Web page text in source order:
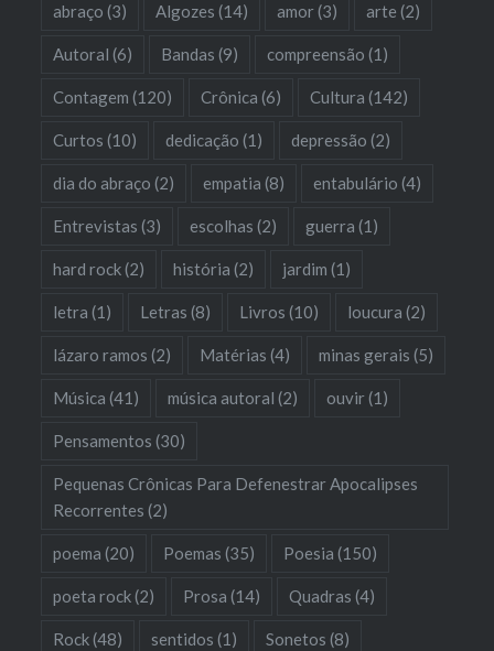
abraço (3) Algozes (14) amor(3) arte (2)
Autoral (6) Bandas (9) compreensão (1)
Contagem (120) Crônica (6) Cultura (142)
Curtos (10) dedicação (1) depressão (2)
dia do abraço (2) empatia (8) entabulário (4)
Entrevistas (3) escolhas (2) guerra (1)
hard rock(2) história (2) jardim (1)
letra (1) Letras (8) Livros (10) loucura (2)
lázaro ramos (2) Matérias (4) minas gerais (5)
Música (41) música autoral (2) ouvir(1)
Pensamentos (30)
Pequenas Crônicas Para Defenestrar Apocalipses
Recorrentes (2)
poema (20) Poemas (35) Poesia (150)
poeta rock(2) Prosa (14) Quadras (4)
Rock(48) sentidos (1) Sonetos (8)